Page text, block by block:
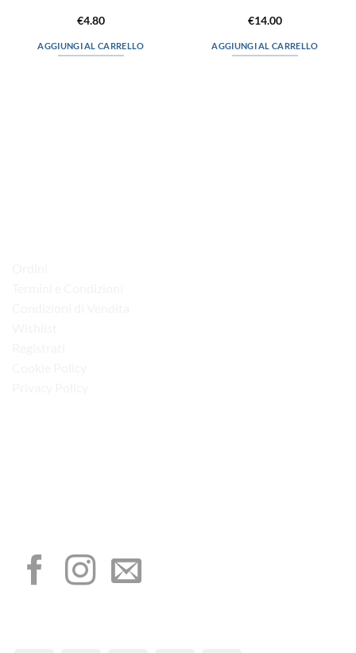
€4.80
AGGIUNGI AL CARRELLO
€14.00
AGGIUNGI AL CARRELLO